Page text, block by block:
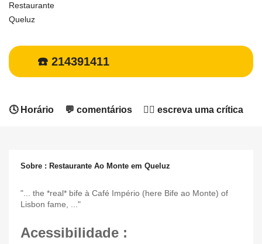
Restaurante
Queluz
☎️ 214391411
🕓 Horário 💬 comentários ✍🏻 escreva uma crítica
Sobre : Restaurante Ao Monte em Queluz
"... the *real* bife à Café Império (here Bife ao Monte) of
Lisbon fame, ..."
Acessibilidade :